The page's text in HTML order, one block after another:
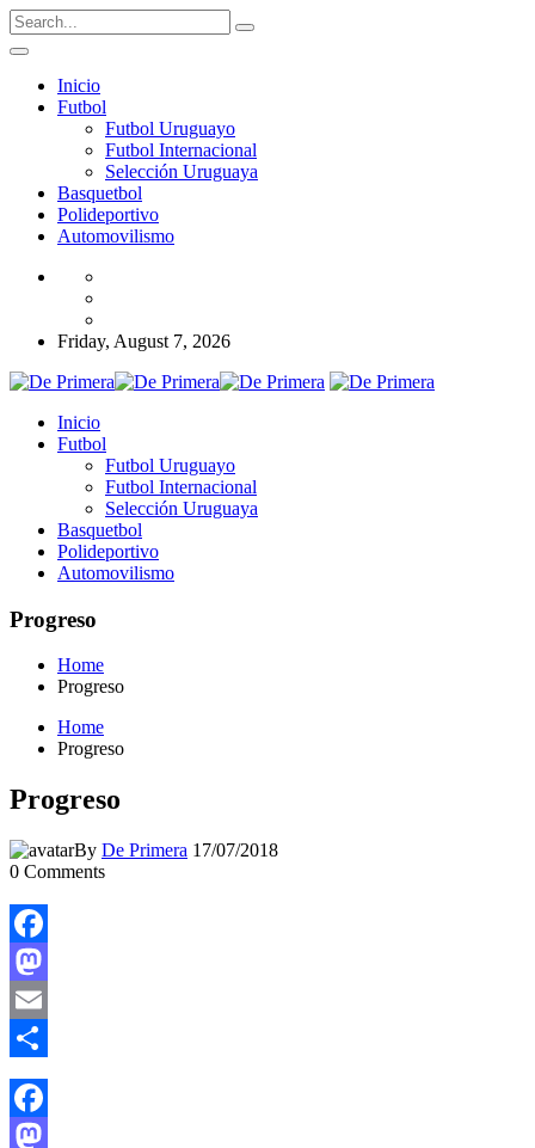
Inicio
Futbol
Futbol Uruguayo
Futbol Internacional
Selección Uruguaya
Basquetbol
Polideportivo
Automovilismo
Friday, August 7, 2026
Inicio
Futbol
Futbol Uruguayo
Futbol Internacional
Selección Uruguaya
Basquetbol
Polideportivo
Automovilismo
Progreso
Home
Progreso
Home
Progreso
Progreso
By De Primera 17/07/2018
0 Comments
Facebook
Mastodon
Email
Compartir
Facebook